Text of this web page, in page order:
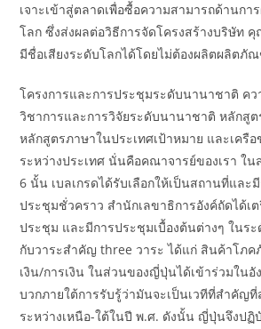
เจาะเข้าสู่ตลาดเพื่อซื้อความสามารถด้านกา
โลก ซึ่งส่งผลต่อวิธีการจัดโครงสร้างบริษัท
มีชื่อเสียงระดับโลกได้โดยไม่ต้องผลิตผลิตภั
โครงการและการประชุมระดับนานาชาติ คว
วิชาการและการวิจัยระดับนานาชาติ หลักสู
หลักสูตรภาษาในประเทศเป้าหมาย และเครื
ระหว่างประเทศ นั่นคือคณาจารย์ของเรา ใน
6 นั้น เบลเกรดได้รับเลือกให้เป็นสถานที่และ
ประชุมชั่วคราว สำนักเลขาธิการอังค์ถัดได้เ
ประชุม และมีการประชุมเบื้องต้นต่างๆ ในร
กับวาระสำคัญ three วาระ ได้แก่ สินค้าโภ
เงิน/การเงิน ในส่วนของญี่ปุ่นได้เข้าร่วมในอั
บวกภายใต้การรับรู้ว่ามันจะเป็นเวทีที่สำคัญที่
ระหว่างเหนือ-ใต้ในปี พ.ศ. ดังนั้น ญี่ปุ่นจึงปฏิ